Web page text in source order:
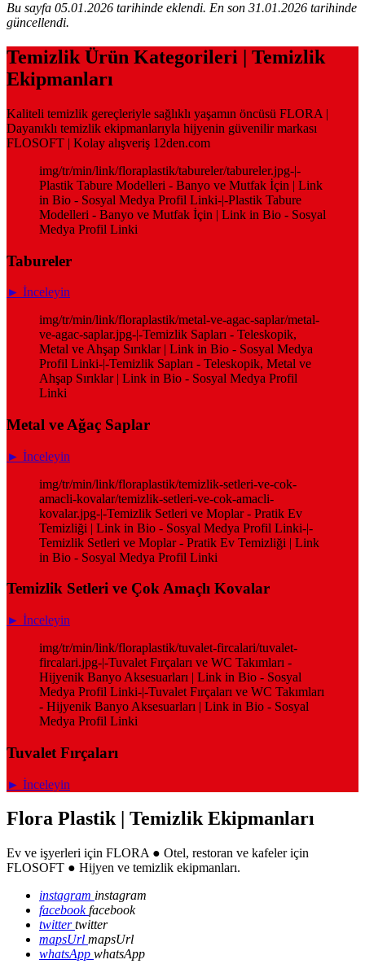
Bu sayfa 05.01.2026 tarihinde eklendi. En son 31.01.2026 tarihinde
güncellendi.
Temizlik Ürün Kategorileri | Temizlik
Ekipmanları
Kaliteli temizlik gereçleriyle sağlıklı yaşamın öncüsü FLORA |
Dayanıklı temizlik ekipmanlarıyla hijyenin güvenilir markası
FLOSOFT | Kolay alışveriş 12den.com
img/tr/min/link/floraplastik/tabureler/tabureler.jpg-|-
Plastik Tabure Modelleri - Banyo ve Mutfak İçin | Link
in Bio - Sosyal Medya Profil Linki-|-Plastik Tabure
Modelleri - Banyo ve Mutfak İçin | Link in Bio - Sosyal
Medya Profil Linki
Tabureler
► İnceleyin
img/tr/min/link/floraplastik/metal-ve-agac-saplar/metal-
ve-agac-saplar.jpg-|-Temizlik Sapları - Teleskopik,
Metal ve Ahşap Sırıklar | Link in Bio - Sosyal Medya
Profil Linki-|-Temizlik Sapları - Teleskopik, Metal ve
Ahşap Sırıklar | Link in Bio - Sosyal Medya Profil
Linki
Metal ve Ağaç Saplar
► İnceleyin
img/tr/min/link/floraplastik/temizlik-setleri-ve-cok-
amacli-kovalar/temizlik-setleri-ve-cok-amacli-
kovalar.jpg-|-Temizlik Setleri ve Moplar - Pratik Ev
Temizliği | Link in Bio - Sosyal Medya Profil Linki-|-
Temizlik Setleri ve Moplar - Pratik Ev Temizliği | Link
in Bio - Sosyal Medya Profil Linki
Temizlik Setleri ve Çok Amaçlı Kovalar
► İnceleyin
img/tr/min/link/floraplastik/tuvalet-fircalari/tuvalet-
fircalari.jpg-|-Tuvalet Fırçaları ve WC Takımları -
Hijyenik Banyo Aksesuarları | Link in Bio - Sosyal
Medya Profil Linki-|-Tuvalet Fırçaları ve WC Takımları
- Hijyenik Banyo Aksesuarları | Link in Bio - Sosyal
Medya Profil Linki
Tuvalet Fırçaları
► İnceleyin
Flora Plastik | Temizlik Ekipmanları
Ev ve işyerleri için FLORA ● Otel, restoran ve kafeler için
FLOSOFT ● Hijyen ve temizlik ekipmanları.
instagram instagram
facebookfacebook
twittertwitter
mapsUrl mapsUrl
whatsApp whatsApp